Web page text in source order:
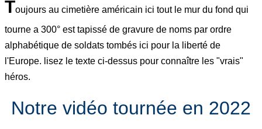
Toujours au cimetière américain ici tout le mur du fond qui
tourne a 300° est tapissé de gravure de noms par ordre
alphabétique de soldats tombés ici pour la liberté de
l'Europe. lisez le texte ci-dessus pour connaître les "vrais"
héros.
Notre vidéo tournée en 2022